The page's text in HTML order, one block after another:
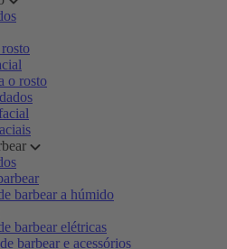
o rosto
barbear a húmido
barbear elétricas
barbear e acessórios